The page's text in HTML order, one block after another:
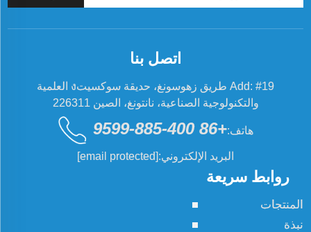
روابط سريعة
المنتجات
نبذة
اتصل بنا
Add: #19 طريق زهوسونغ، حديقة سوكسيتง العلمية
والتكنولوجية الصناعية، نانتونغ، الصين 226311
هاتف:+86 400-885-9599
البريد الإلكتروني:[email protected]